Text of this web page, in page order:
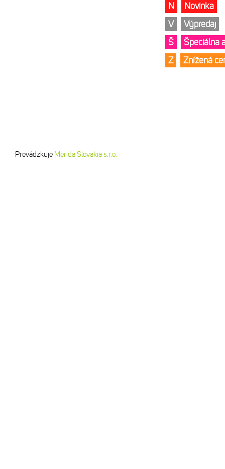
N
Novinka
V
Výpredaj
Š
Špeciálna
Z
Znížená
Prevádzkuje Merida Slovakia s.r.o.